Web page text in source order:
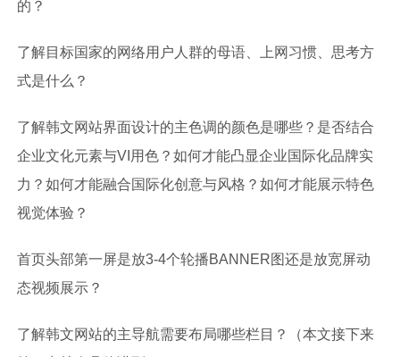
的？
了解目标国家的网络用户人群的母语、上网习惯、思考方
式是什么？
了解韩文网站界面设计的主色调的颜色是哪些？是否结合
企业文化元素与VI用色？如何才能凸显企业国际化品牌实
力？如何才能融合国际化创意与风格？如何才能展示特色
视觉体验？
首页头部第一屏是放3-4个轮播BANNER图还是放宽屏动
态视频展示？
了解韩文网站的主导航需要布局哪些栏目？（本文接下来